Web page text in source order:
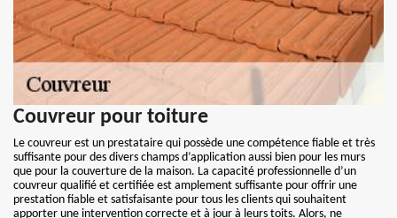
Couvreur pour toiture
Le couvreur est un prestataire qui possède une compétence fiable et très
suffisante pour des divers champs d’application aussi bien pour les murs
que pour la couverture de la maison. La capacité professionnelle d’un
couvreur qualifié et certifiée est amplement suffisante pour offrir une
prestation fiable et satisfaisante pour tous les clients qui souhaitent
apporter une intervention correcte et à jour à leurs toits. Alors, ne